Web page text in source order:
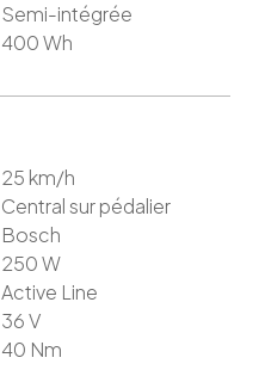
Semi-intégrée
400Wh
25 km/h
Central sur pédalier
Bosch
250W
Active Line
36V
40 Nm